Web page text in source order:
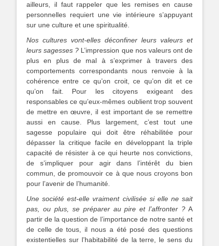
ailleurs, il faut rappeler que les remises en cause
personnelles requiert une vie intérieure s’appuyant
sur une culture et une spiritualité.
Nos cultures vont-elles déconfiner leurs valeurs et
leurs sagesses ? L’impression que nos valeurs ont de
plus en plus de mal à s’exprimer à travers des
comportements correspondants nous renvoie à la
cohérence entre ce qu’on croit, ce qu’on dit et ce
qu’on fait. Pour les citoyens exigeant des
responsables ce qu’eux-mêmes oublient trop souvent
de mettre en œuvre, il est important de se remettre
aussi en cause. Plus largement, c’est tout une
sagesse populaire qui doit être réhabilitée pour
dépasser la critique facile en développant la triple
capacité de résister à ce qui heurte nos convictions,
de s’impliquer pour agir dans l’intérêt du bien
commun, de promouvoir ce à que nous croyons bon
pour l’avenir de l’humanité.
Une société est-elle vraiment civilisée si elle ne sait
pas, ou plus, se préparer au pire et l’affronter ? A
partir de la question de l’importance de notre santé et
de celle de tous, il nous a été posé des questions
existentielles sur l’habitabilité de la terre, le sens du